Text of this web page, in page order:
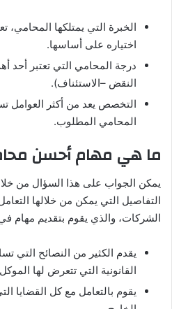
الخبرة التي يمتلكها المحامي،
اختياره على أساسها.
درجة المحامي التي تعتبر أحد
النقض –الاستئناف).
التخصص يعد من أكثر العوامل
المحامي المطلوب.
ما هي مهام أحسن
يمكن الجواب على هذا السؤال من
التفاصيل التي يمكن من خلالها
الشركات، والذي يقوم بتقديم مهام
يقدم الكثير من النصائح
القانونية التي تتعرض لها
يقوم بالتعامل مع كل القضايا